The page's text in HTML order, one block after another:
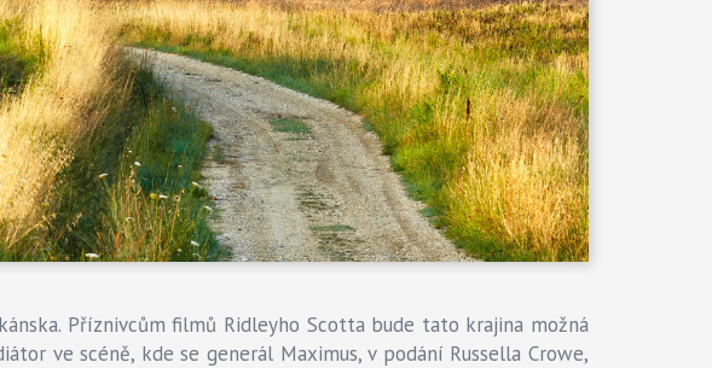
Příznivcům filmů Ridleyho Scotta bude tato krajina možná
ve scéně, kde se generál Maximus, v podání Russella Crowe,